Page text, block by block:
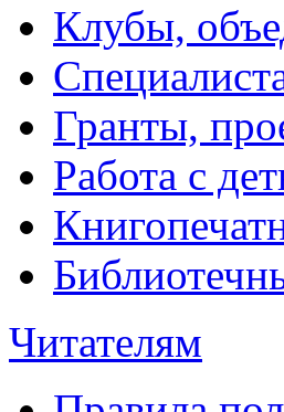
Клубы,
Гранты,
Работа с
Читателям